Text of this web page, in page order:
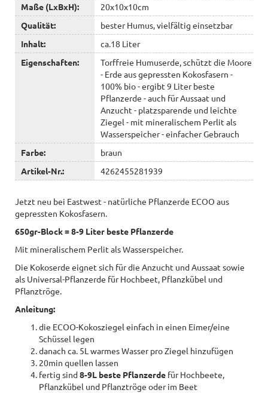
Maße (LxBxH):
20x10x10cm
Qualität:
bester Humus, vielfältig einsetzbar
Inhalt:
ca.18 Liter
Eigenschaften:
Torffreie Humuserde, schützt die Moore
- Erde aus gepressten Kokosfasern -
100% bio - ergibt 9 Liter beste
Pflanzerde - auch für Aussaat und
Anzucht - platzsparende und leichte
Ziegel - mit mineralischem Perlit als
Wasserspeicher - einfacher Gebrauch
Farbe:
braun
Artikel-Nr.:
4262455281939
Jetzt neu bei Eastwest - natürliche Pflanzerde ECOO aus
gepressten Kokosfasern.
650gr-Block = 8-9 Liter beste Pflanzerde
Mit mineralischem Perlit als Wasserspeicher.
Die Kokoserde eignet sich für die Anzucht und Aussaat sowie
als Universal-Pflanzerde für Hochbeet, Pflanzkübel und
Pflanztröge.
Anleitung:
die ECOO-Kokosziegel einfach in einen Eimer/eine
Schüssel legen
danach ca. 5L warmes Wasser pro Ziegel hinzufügen
20min quellen lassen
fertig sind8-9L beste Pflanzerde für Hochbeete,
Pflanzkübel und Pflanztröge oder im Beet